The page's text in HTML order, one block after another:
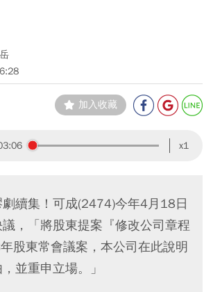
加入收藏
x1
續集！可成(2474)今年4月18日
，「將股東提案『修改公司章程
股東常會議案，本公司在此說明
並重申立場。」